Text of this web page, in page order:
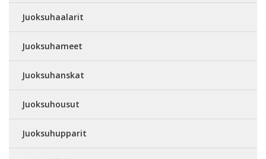
Juoksuhaalarit
Juoksuhameet
Juoksuhanskat
Juoksuhousut
Juoksuhupparit